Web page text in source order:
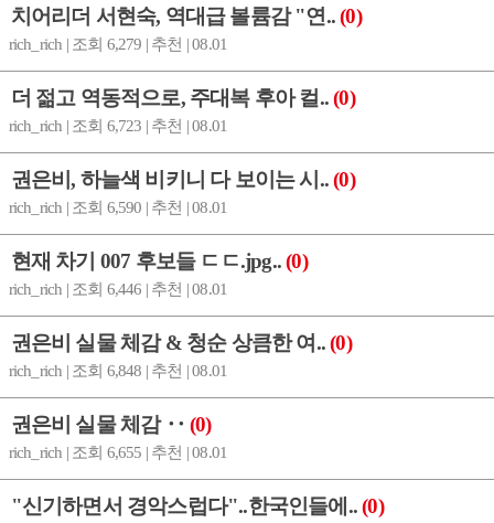
치어리더 서현숙, 역대급 볼륨감 "연..(0)
rich_rich | 조회 6,279 | 추천 | 08.01
더 젊고 역동적으로, 주대복 후아 컬..(0)
rich_rich | 조회 6,723 | 추천 | 08.01
권은비, 하늘색 비키니 다 보이는 시..(0)
rich_rich | 조회 6,590 | 추천 | 08.01
현재 차기 007 후보들 ㄷㄷ.jpg..(0)
rich_rich | 조회 6,446 | 추천 | 08.01
권은비 실물 체감 & 청순 상큼한 여..(0)
rich_rich | 조회 6,848 | 추천 | 08.01
권은비 실물 체감 ‥ (0)
rich_rich | 조회 6,655 | 추천 | 08.01
"신기하면서 경악스럽다"..한국인들에..(0)